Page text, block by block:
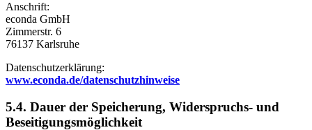
Anschrift:
econda GmbH
Zimmerstr. 6
76137 Karlsruhe
Datenschutzerklärung:
www.econda.de/datenschutzhinweise
5.4. Dauer der Speicherung, Widerspruchs- und
Beseitigungsmöglichkeit